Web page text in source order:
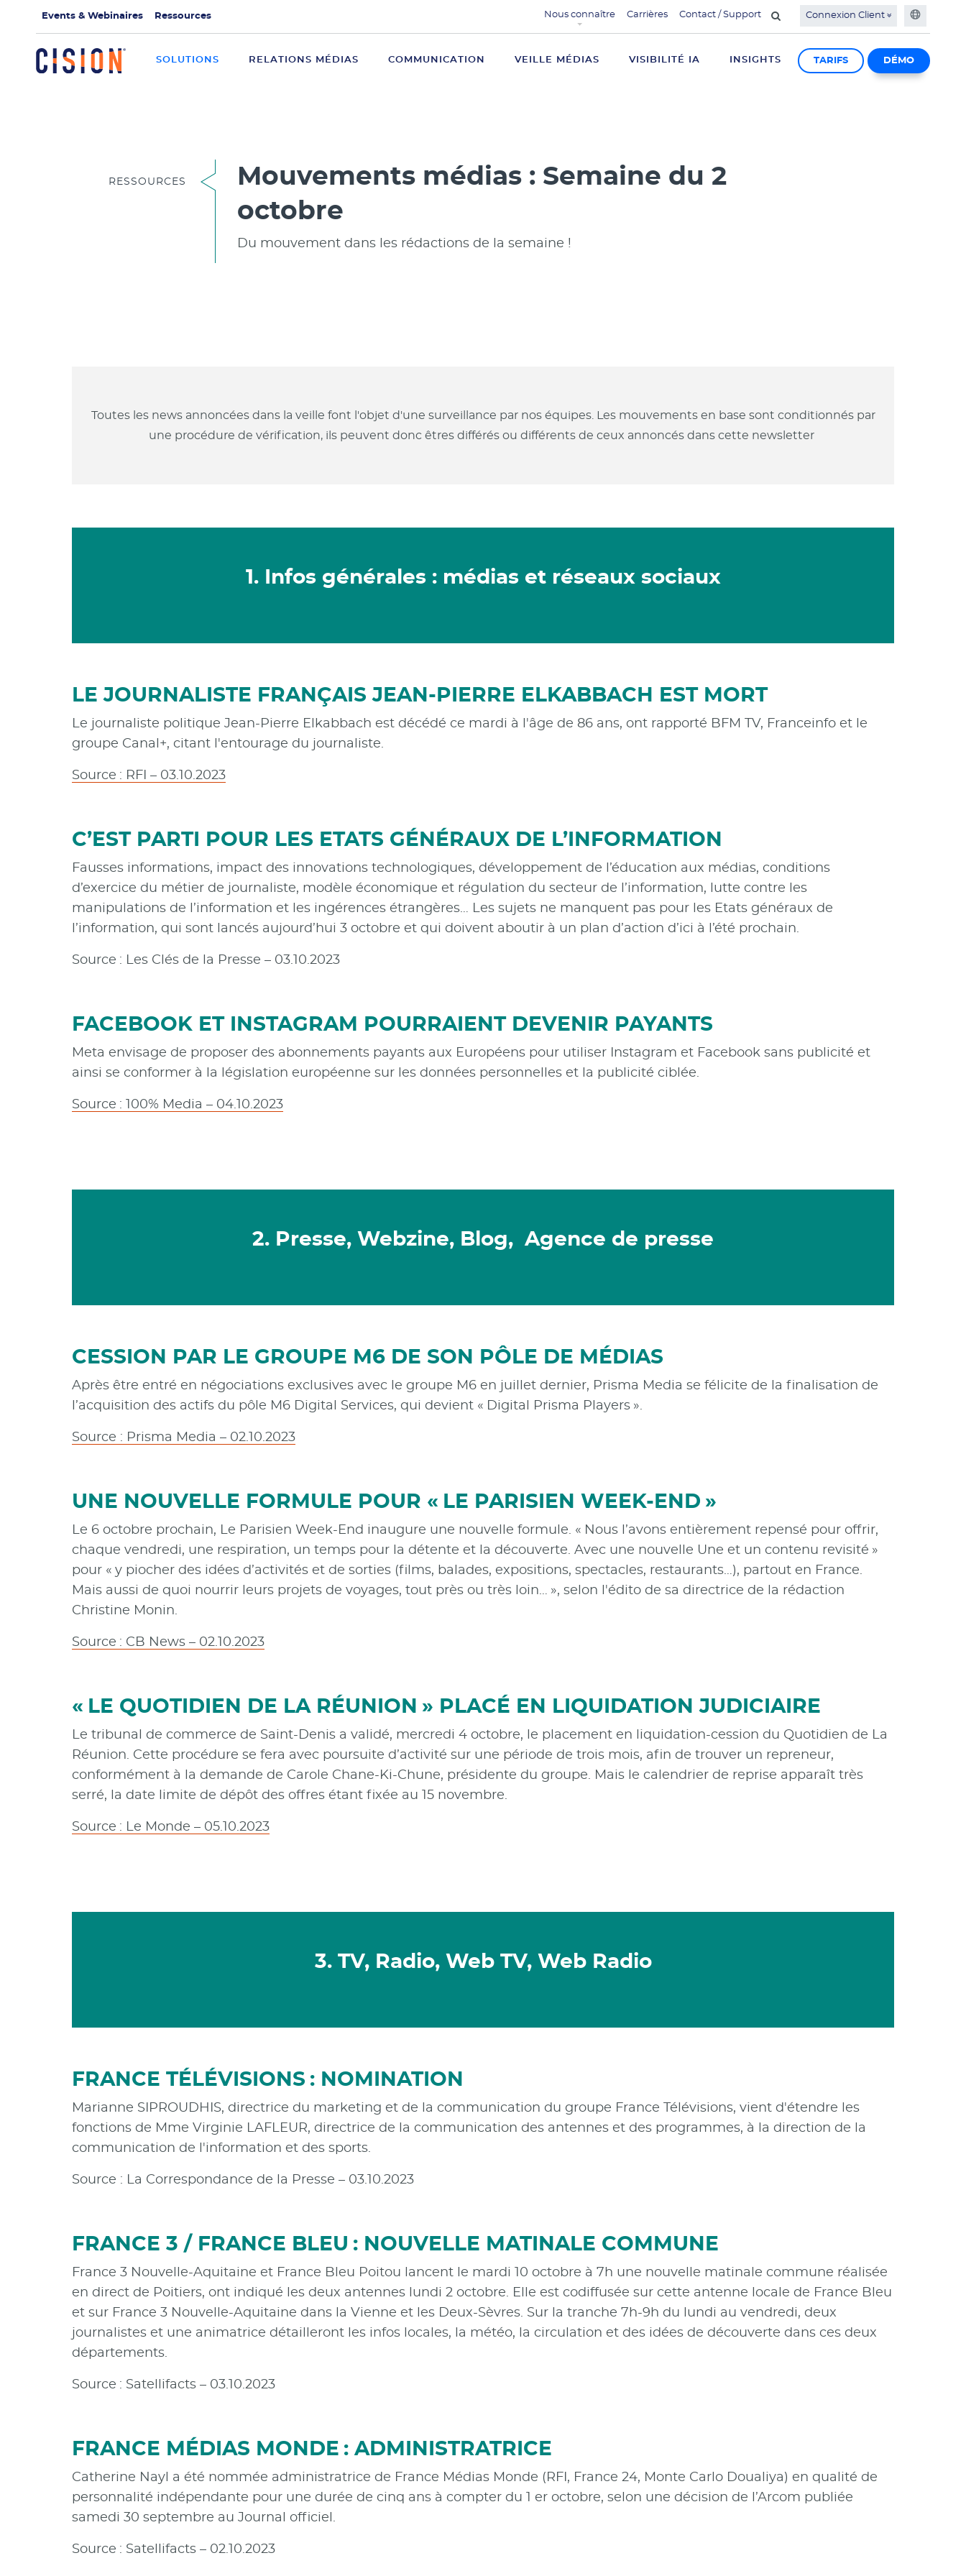
Events & Webinaires Ressources Nous connaître Carrières Contact / Support Connexion Client
SOLUTIONS RELATIONS MÉDIAS COMMUNICATION VEILLE MÉDIAS VISIBILITÉ IA INSIGHTS TARIFS DÉMO
RESSOURCES
Mouvements médias : Semaine du 2
octobre
Du mouvement dans les rédactions de la semaine !
Toutes les news annoncées dans la veille font l'objet d'une surveillance par nos équipes. Les mouvements en base sont conditionnés par
une procédure de vérification, ils peuvent donc êtres différés ou différents de ceux annoncés dans cette newsletter
1. Infos générales : médias et réseaux sociaux
LE JOURNALISTE FRANÇAIS JEAN-PIERRE ELKABBACH EST MORT
Le journaliste politique Jean-Pierre Elkabbach est décédé ce mardi à l'âge de 86 ans, ont rapporté BFM TV, Franceinfo et le
groupe Canal+, citant l'entourage du journaliste.
Source : RFI – 03.10.2023
C’EST PARTI POUR LES ETATS GÉNÉRAUX DE L’INFORMATION
Fausses informations, impact des innovations technologiques, développement de l’éducation aux médias, conditions
d’exercice du métier de journaliste, modèle économique et régulation du secteur de l’information, lutte contre les
manipulations de l’information et les ingérences étrangères… Les sujets ne manquent pas pour les Etats généraux de
l’information, qui sont lancés aujourd’hui 3 octobre et qui doivent aboutir à un plan d’action d’ici à l’été prochain.
Source : Les Clés de la Presse – 03.10.2023
FACEBOOK ET INSTAGRAM POURRAIENT DEVENIR PAYANTS
Meta envisage de proposer des abonnements payants aux Européens pour utiliser Instagram et Facebook sans publicité et
ainsi se conformer à la législation européenne sur les données personnelles et la publicité ciblée.
Source : 100% Media – 04.10.2023
2. Presse, Webzine, Blog, Agence de presse
CESSION PAR LE GROUPE M6 DE SON PÔLE DE MÉDIAS
Après être entré en négociations exclusives avec le groupe M6 en juillet dernier, Prisma Media se félicite de la finalisation de
l’acquisition des actifs du pôle M6 Digital Services, qui devient « Digital Prisma Players ».
Source : Prisma Media – 02.10.2023
UNE NOUVELLE FORMULE POUR « LE PARISIEN WEEK-END »
Le 6 octobre prochain, Le Parisien Week-End inaugure une nouvelle formule. « Nous l’avons entièrement repensé pour offrir,
chaque vendredi, une respiration, un temps pour la détente et la découverte. Avec une nouvelle Une et un contenu revisité »
pour « y piocher des idées d’activités et de sorties (films, balades, expositions, spectacles, restaurants…), partout en France.
Mais aussi de quoi nourrir leurs projets de voyages, tout près ou très loin… », selon l'édito de sa directrice de la rédaction
Christine Monin.
Source : CB News – 02.10.2023
« LE QUOTIDIEN DE LA RÉUNION » PLACÉ EN LIQUIDATION JUDICIAIRE
Le tribunal de commerce de Saint-Denis a validé, mercredi 4 octobre, le placement en liquidation-cession du Quotidien de La
Réunion. Cette procédure se fera avec poursuite d’activité sur une période de trois mois, afin de trouver un repreneur,
conformément à la demande de Carole Chane-Ki-Chune, présidente du groupe. Mais le calendrier de reprise apparaît très
serré, la date limite de dépôt des offres étant fixée au 15 novembre.
Source : Le Monde – 05.10.2023
3. TV, Radio, Web TV, Web Radio
FRANCE TÉLÉVISIONS : NOMINATION
Marianne SIPROUDHIS, directrice du marketing et de la communication du groupe France Télévisions, vient d'étendre les
fonctions de Mme Virginie LAFLEUR, directrice de la communication des antennes et des programmes, à la direction de la
communication de l'information et des sports.
Source : La Correspondance de la Presse – 03.10.2023
FRANCE 3 / FRANCE BLEU : NOUVELLE MATINALE COMMUNE
France 3 Nouvelle-Aquitaine et France Bleu Poitou lancent le mardi 10 octobre à 7h une nouvelle matinale commune réalisée
en direct de Poitiers, ont indiqué les deux antennes lundi 2 octobre. Elle est codiffusée sur cette antenne locale de France Bleu
et sur France 3 Nouvelle-Aquitaine dans la Vienne et les Deux-Sèvres. Sur la tranche 7h-9h du lundi au vendredi, deux
journalistes et une animatrice détailleront les infos locales, la météo, la circulation et des idées de découverte dans ces deux
départements.
Source : Satellifacts – 03.10.2023
FRANCE MÉDIAS MONDE : ADMINISTRATRICE
Catherine Nayl a été nommée administratrice de France Médias Monde (RFI, France 24, Monte Carlo Doualiya) en qualité de
personnalité indépendante pour une durée de cinq ans à compter du 1 er octobre, selon une décision de l’Arcom publiée
samedi 30 septembre au Journal officiel.
Source : Satellifacts – 02.10.2023